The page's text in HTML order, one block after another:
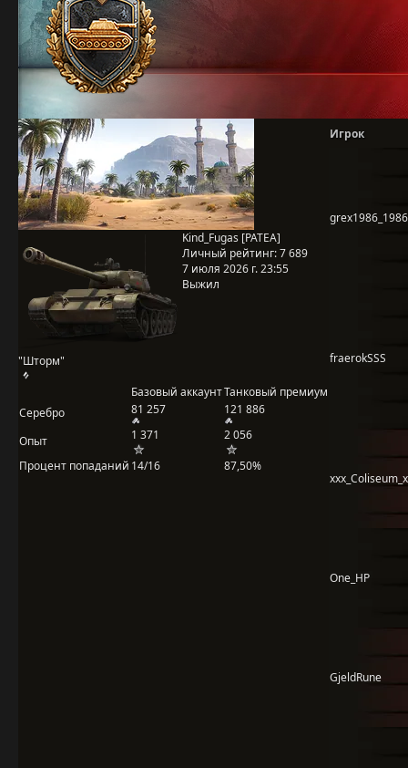
"Шторм"
Kind_Fugas [PATEA]
Личный рейтинг:7 689
7 июля 2026 г. 23:55
Выжил
Базовый аккаунтТанковый премиум
Серебро
81 257 121 886
Опыт 1 371
2 056
Процент попаданий 14/16 87,50%
Игрок
grex1986_1986
fraerokSSS
One_HP
GjeldRune